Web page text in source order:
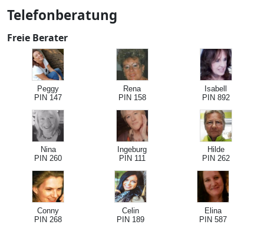
Telefonberatung
Freie Berater
Peggy
PIN 147
Rena
PIN 158
Isabell
PIN 892
Nina
PIN 260
Ingeburg
PIN 111
Hilde
PIN 262
Conny
PIN 268
Celin
PIN 189
Elina
PIN 587